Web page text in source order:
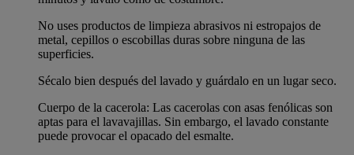
No uses productos de limpieza abrasivos ni estropajos de
metal, cepillos o escobillas duras sobre ninguna de las
superficies.
Sécalo bien después del lavado y guárdalo en un lugar seco.
Cuerpo de la cacerola: Las cacerolas con asas fenólicas son
aptas para el lavavajillas. Sin embargo, el lavado constante
puede provocar el opacado del esmalte.